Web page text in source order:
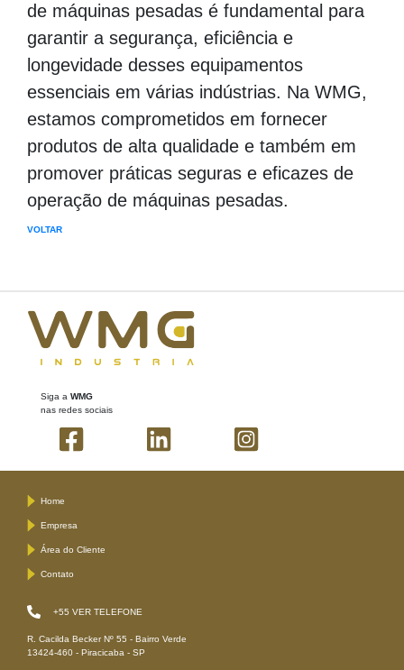
de máquinas pesadas é fundamental para
garantir a segurança, eficiência e
longevidade desses equipamentos
essenciais em várias indústrias. Na WMG,
estamos comprometidos em fornecer
produtos de alta qualidade e também em
promover práticas seguras e eficazes de
operação de máquinas pesadas.
VOLTAR
Siga a WMG
nas redes sociais
Home
Empresa
Área do Cliente
Contato
+55 VER TELEFONE
R. Cacilda Becker Nº 55 - Bairro Verde
13424-460 - Piracicaba - SP